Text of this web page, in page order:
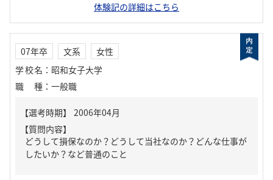
体験記の詳細はこちら
07年卒 文系
女性
学校名 ： 昭和女子大学
職種 ： 一般職
【質問内容】
どうして損保なのか？どうして当社なのか？どんな仕事が
したいか？など普通のこと